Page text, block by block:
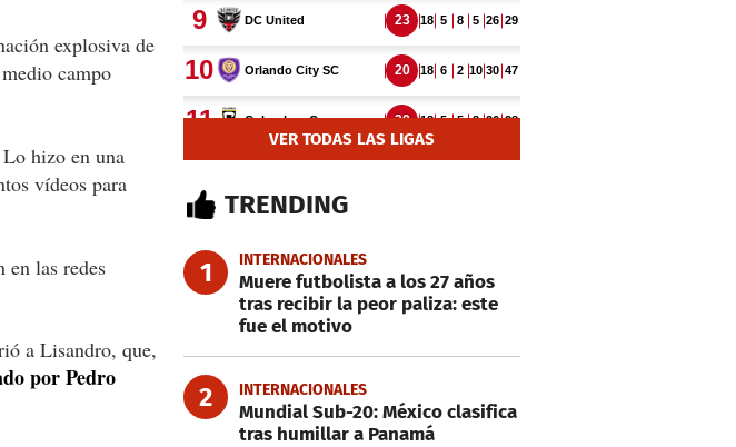
explosiva de
campo
hizo en una
vídeos para
en las redes
a Lisandro, que,
por Pedro
VER TODAS LAS LIGAS
TRENDING
1 INTERNACIONALES
Muere futbolista a los 27 años
tras recibir la peor paliza: este
fue el motivo
2 INTERNACIONALES
Mundial Sub-20: México clasifica
tras humillar a Panamá